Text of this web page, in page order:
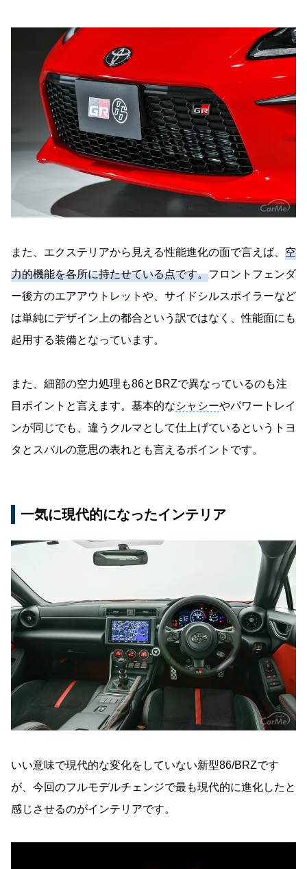
また、エクステリアから見える性能進化の面で言えば、 空
力的機能を各所に持たせている点です。フロントフェンダ
ー後方のエアアウトレットや、サイドシルスポイラーなど
は単純にデザイン上の都合という訳ではなく、性能面にも
起用する装備となっています。
また、細部の空力処理も86とBRZで異なっているのも注
目ポイントと言えます。基本的なシャシーやパワートレイ
ンが同じでも、違うクルマとして仕上げているというトヨ
タとスバルの意思の表れとも言えるポイントです。
一気に現代的になったインテリア
いい意味で現代的な変化をしていない新型86/BRZです
が、今回のフルモデルチェンジで最も現代的に進化したと
感じさせるのがインテリアです。